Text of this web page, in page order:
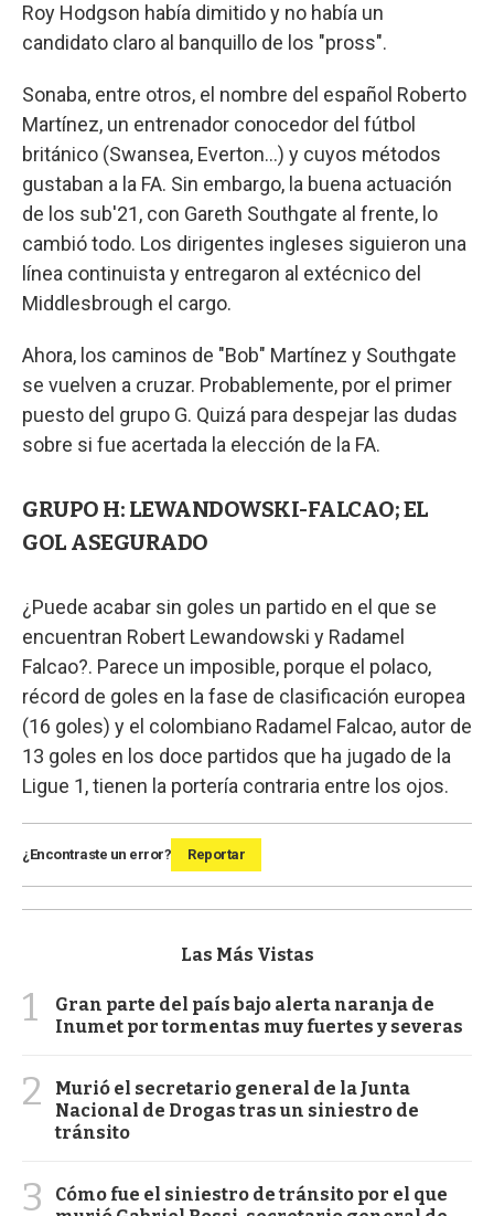
Roy Hodgson había dimitido y no había un
candidato claro al banquillo de los "pross".
Sonaba, entre otros, el nombre del español Roberto
Martínez, un entrenador conocedor del fútbol
británico (Swansea, Everton...) y cuyos métodos
gustaban a la FA. Sin embargo, la buena actuación
de los sub'21, con Gareth Southgate al frente, lo
cambió todo. Los dirigentes ingleses siguieron una
línea continuista y entregaron al extécnico del
Middlesbrough el cargo.
Ahora, los caminos de "Bob" Martínez y Southgate
se vuelven a cruzar. Probablemente, por el primer
puesto del grupo G. Quizá para despejar las dudas
sobre si fue acertada la elección de la FA.
GRUPO H: LEWANDOWSKI-FALCAO; EL
GOL ASEGURADO
¿Puede acabar sin goles un partido en el que se
encuentran Robert Lewandowski y Radamel
Falcao?. Parece un imposible, porque el polaco,
récord de goles en la fase de clasificación europea
(16 goles) y el colombiano Radamel Falcao, autor de
13 goles en los doce partidos que ha jugado de la
Ligue 1, tienen la portería contraria entre los ojos.
¿Encontraste un error? Reportar
Las Más Vistas
1
Gran parte del país bajo alerta naranja de
Inumet por tormentas muy fuertes y severas
2
Murió el secretario general de la Junta
Nacional de Drogas tras un siniestro de
tránsito
3
Cómo fue el siniestro de tránsito por el que